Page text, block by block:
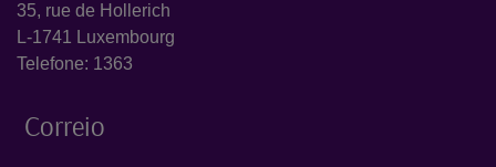
35, rue de Hollerich
L-1741 Luxembourg
Telefone: 1363
Correio